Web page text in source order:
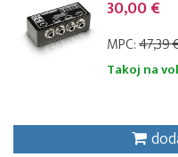
30,00 €
MPC:47,39
Takoj na